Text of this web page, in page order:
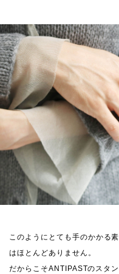
このようにとても手のかかる
はほとんどありません。
だからこそANTIPASTのスタ